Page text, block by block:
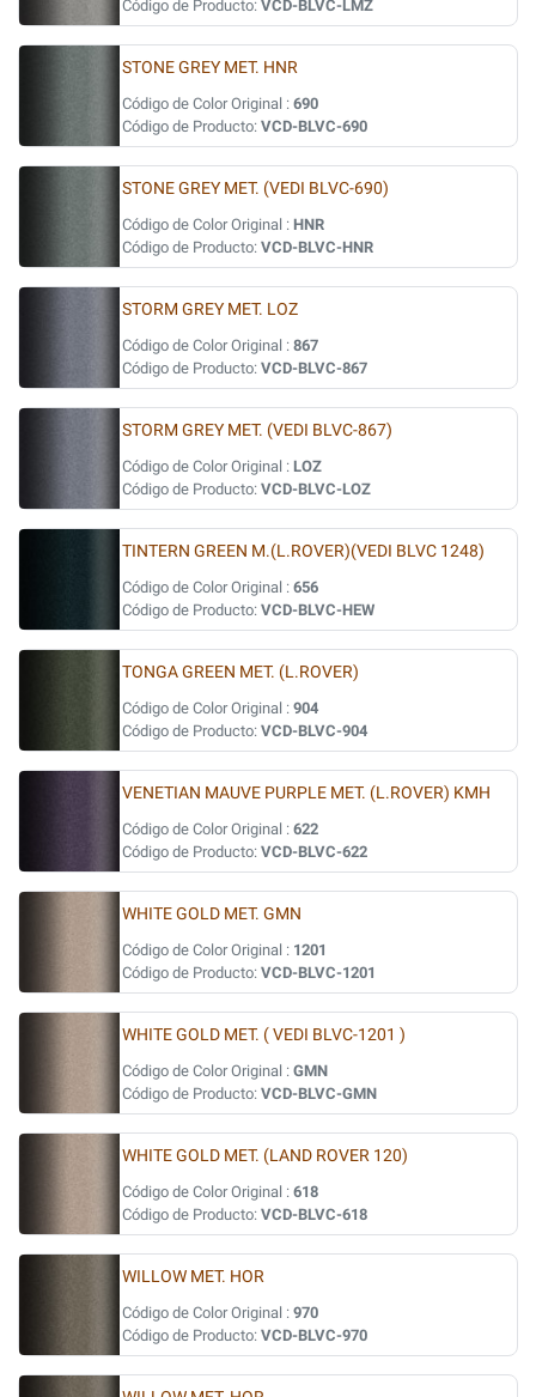
Código de Producto: VCD-BLVC-LMZ
STONE GREY MET. HNR
Código de Color Original : 690
Código de Producto: VCD-BLVC-690
STONE GREY MET. (VEDI BLVC-690)
Código de Color Original : HNR
Código de Producto: VCD-BLVC-HNR
STORM GREY MET. LOZ
Código de Color Original : 867
Código de Producto: VCD-BLVC-867
STORM GREY MET. (VEDI BLVC-867)
Código de Color Original : LOZ
Código de Producto: VCD-BLVC-LOZ
TINTERN GREEN M.(L.ROVER)(VEDI BLVC 1248)
Código de Color Original : 656
Código de Producto: VCD-BLVC-HEW
TONGA GREEN MET. (L.ROVER)
Código de Color Original : 904
Código de Producto: VCD-BLVC-904
VENETIAN MAUVE PURPLE MET. (L.ROVER) KMH
Código de Color Original : 622
Código de Producto: VCD-BLVC-622
WHITE GOLD MET. GMN
Código de Color Original : 1201
Código de Producto: VCD-BLVC-1201
WHITE GOLD MET. ( VEDI BLVC-1201 )
Código de Color Original : GMN
Código de Producto: VCD-BLVC-GMN
WHITE GOLD MET. (LAND ROVER 120)
Código de Color Original : 618
Código de Producto: VCD-BLVC-618
WILLOW MET. HOR
Código de Color Original : 970
Código de Producto: VCD-BLVC-970